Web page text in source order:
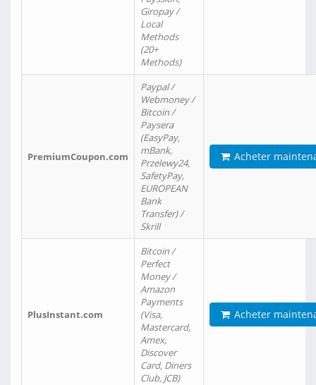
Giropay /
Local
Methods
(20+
Methods)
PremiumCoupon.com
Paypal /
Webmoney /
Bitcoin /
Paysera
(EasyPay,
mBank,
Przelewy24,
SafetyPay,
EUROPEAN
Bank
Transfer) /
Skrill
Acheter
PlusInstant.com
Bitcoin /
Perfect
Money /
Amazon
Payments
(Visa,
Mastercard,
Amex,
Discover
Card, Diners
Club, JCB)
Acheter